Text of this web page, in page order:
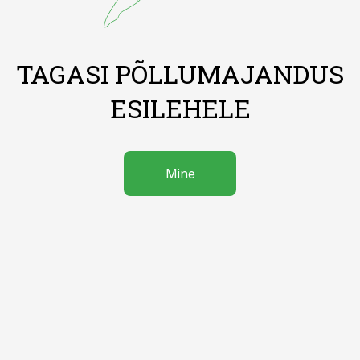
TAGASI PÕLLUMAJANDUS
ESILEHELE
Mine